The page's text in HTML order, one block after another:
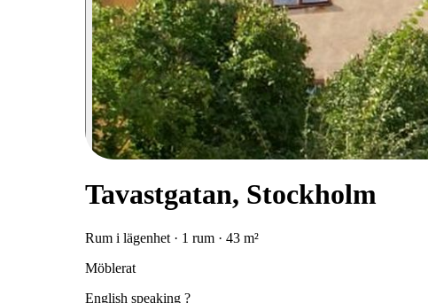
Tavastgatan, Stockholm
Rum i lägenhet · 1 rum · 43 m²
Möblerat
English speaking ?